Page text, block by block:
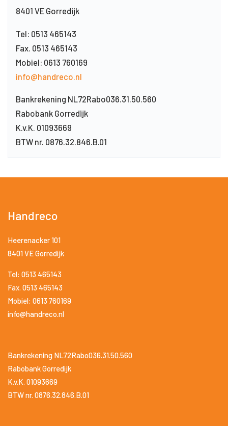
8401 VE Gorredijk
Tel: 0513 465143
Fax. 0513 465143
Mobiel: 0613 760169
info@handreco.nl
Bankrekening NL72Rabo036.31.50.560
Rabobank Gorredijk
K.v.K. 01093669
BTW nr. 0876.32.846.B.01
Handreco
Heerenacker 101
8401 VE Gorredijk
Tel: 0513 465143
Fax. 0513 465143
Mobiel: 0613 760169
info@handreco.nl
Bankrekening NL72Rabo036.31.50.560
Rabobank Gorredijk
K.v.K. 01093669
BTW nr. 0876.32.846.B.01